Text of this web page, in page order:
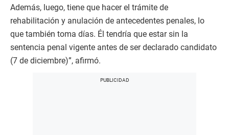
Además, luego, tiene que hacer el trámite de
rehabilitación y anulación de antecedentes penales, lo
que también toma días. Él tendría que estar sin la
sentencia penal vigente antes de ser declarado candidato
(7 de diciembre)”, afirmó.